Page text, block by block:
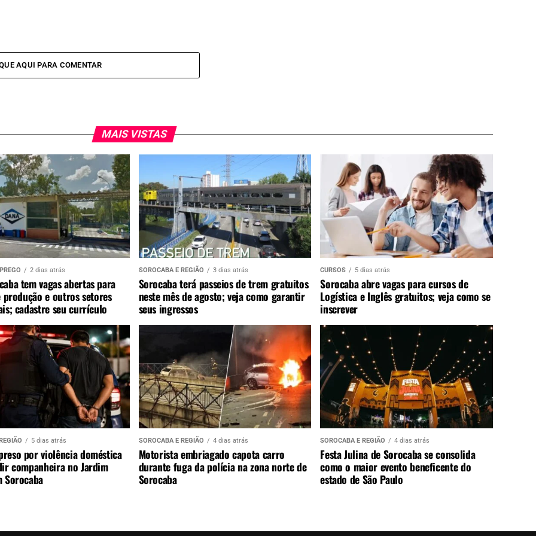
AQUI PARA COMENTAR
MAIS VISTAS
2 dias atrás
tem vagas abertas para
e outros setores
cadastre seu currículo
SOROCABA E REGIÃO 3 dias atrás
Sorocaba terá passeios de trem gratuitos
neste mês de agosto; veja como garantir
seus ingressos
CURSOS 5 dias atrás
Sorocaba abre vagas para cursos de
Logística e Inglês gratuitos; veja como se
inscrever
5 dias atrás
por violência doméstica
companheira no Jardim
Sorocaba
SOROCABA E REGIÃO 4 dias atrás
Motorista embriagado capota carro
durante fuga da polícia na zona norte de
Sorocaba
SOROCABA E REGIÃO 4 dias atrás
Festa Julina de Sorocaba se consolida
como o maior evento beneficente do
estado de São Paulo